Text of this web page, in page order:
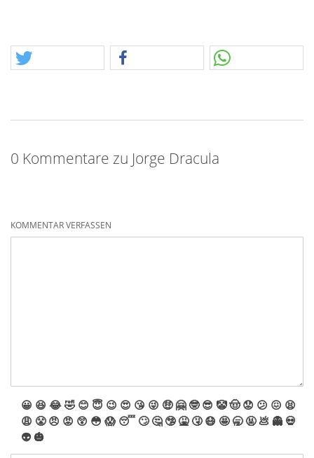
0 Kommentare zu Jorge Dracula
KOMMENTAR VERFASSEN
😀 😆 😂🤣 😊 😇 😉 😍 😘 😜 🤑 🤗 🤓 😎 🤡🤠 😟 😕 😖 😫
😩 😤 😠 😡 😲 😳 😱 😴 🙄 🤔 🤥 🤮 🤧 😷 🤩 🥱 🤬 💩 👻 💀
👽 🎃